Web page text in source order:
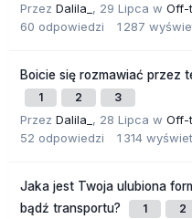
Przez Dalila_ , 29 Lipca w Off-
60 odpowiedzi 1 287
Boicie się rozmawiać przez
1 2 3
Przez Dalila_ , 28 Lipca w Off-
52 odpowiedzi 1 314
Jaka jest Twoja ulubiona
bądź transportu?
1 2